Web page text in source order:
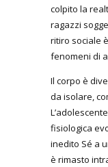
colpito la
ragazzi
ritiro sociale
fenomeni di
Il corpo è
da isolare,
fisiologica
inedito Sé a
è rimasto